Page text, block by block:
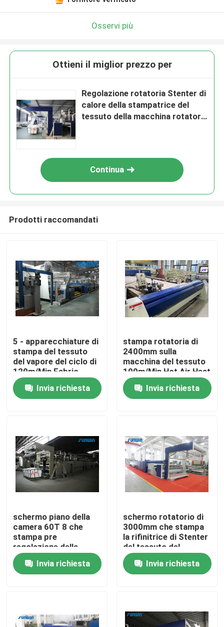
Chi siamo
Contatti
macchina dello stenter del tessuto
Macchina di Stenter dell'aria calda
Macchina di Stenter del tessuto
Asciugatrice del tessuto
Rifinitrice del tessuto
Osservi più
Ottieni il miglior prezzo per
Regolazione rotatoria Stenter di
calore della stampatrice del
tessuto della macchina rotatoria
Continua
Prodotti raccomandati
5 - apparecchiature di
stampa del tessuto
del vapore del ciclo di
120m/Min Fabric
Screen Printing
MachineInvia richiesta
stampa rotatoria di
2400mm sulla
macchina del tessuto
100m/Min Hot Air Heat
Setting
Invia richiesta
schermo piano della
camera 60T 8 che
stampa pre
regolazione della
macchina di Stenter
del tessutoInvia richiesta
schermo rotatorio di
3000mm che stampa
la rifinitrice di Stenter
del tessuto del
tessuto
Invia richiesta